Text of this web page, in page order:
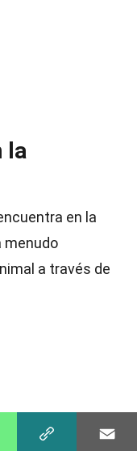
la
en la
menudo
a través de